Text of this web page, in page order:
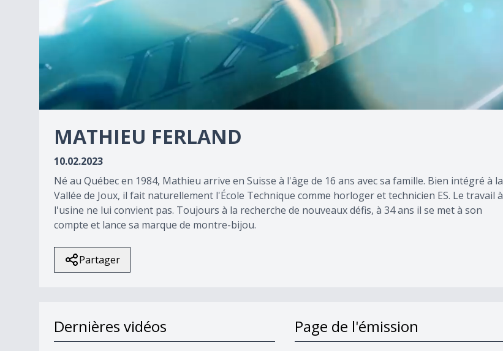
90%
MATHIEU FERLAND
10.02.2023
Né au Québec en 1984, Mathieu arrive en Suisse à l'âge de 16 ans avec sa famille. Bien intégré à la
Vallée de Joux, il fait naturellement l'École Technique comme horloger et technicien ES. Le travail à
l'usine ne lui convient pas. Toujours à la recherche de nouveaux défis, à 34 ans il se met à son
compte et lance sa marque de montre-bijou.
Partager
Dernières vidéos Page de l'émission